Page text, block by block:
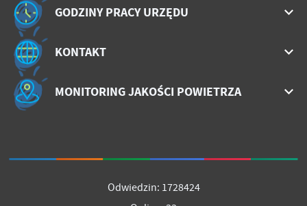
GODZINY PRACY URZĘDU
KONTAKT
MONITORING JAKOŚCI POWIETRZA
Odwiedzin: 1728424